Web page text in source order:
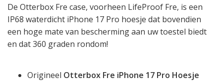
De Otterbox Fre case, voorheen LifeProof Fre, is een
IP68 waterdicht iPhone 17 Pro hoesje dat bovendien
een hoge mate van bescherming aan uw toestel biedt
en dat 360 graden rondom!
Origineel Otterbox Fre iPhone 17 Pro Hoesje